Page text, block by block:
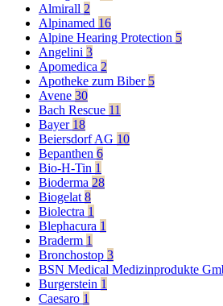
Almirall 2
Alpinamed 16
Alpine Hearing Protection 5
Angelini 3
Apomedica 2
Apotheke zum Biber 5
Avene 30
Bach Rescue 11
Bayer 18
Beiersdorf AG 10
Bepanthen 6
Bio-H-Tin 1
Bioderma 28
Biogelat 8
Biolectra 1
Blephacura 1
Braderm 1
Bronchostop 3
BSN Medical Medizinprodukte
Burgerstein 1
Caesaro 1